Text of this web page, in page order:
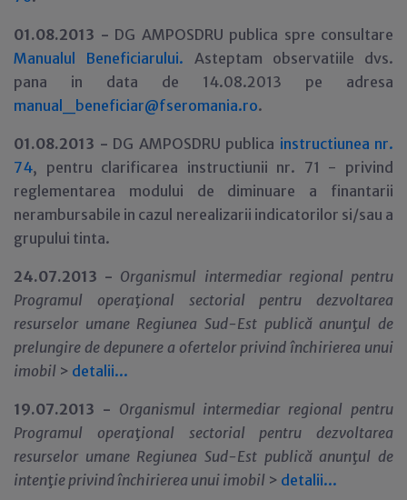
01.08.2013 - DG AMPOSDRU publica spre consultare
Manualul Beneficiarului. Asteptam observatiile dvs.
pana in data de 14.08.2013 pe adresa
manual_beneficiar@fseromania.ro.
01.08.2013 - DG AMPOSDRU publica instructiunea nr.
74, pentru clarificarea instructiunii nr. 71 - privind
reglementarea modului de diminuare a finantarii
nerambursabile in cazul nerealizarii indicatorilor si/sau a
grupului tinta.
24.07.2013 - Organismul intermediar regional pentru
Programul operaţional sectorial pentru dezvoltarea
resurselor umane Regiunea Sud-Est publică anunţul de
prelungire de depunere a ofertelor privind închirierea unui
imobil > detalii...
19.07.2013 - Organismul intermediar regional pentru
Programul operaţional sectorial pentru dezvoltarea
resurselor umane Regiunea Sud-Est publică anunţul de
intenţie privind închirierea unui imobil > detalii...